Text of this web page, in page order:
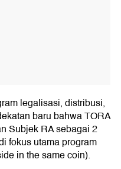
legalisasi, distribusi,
baru bahwa TORA
Subjek RA sebagai 2
fokus utama program
in the same coin).